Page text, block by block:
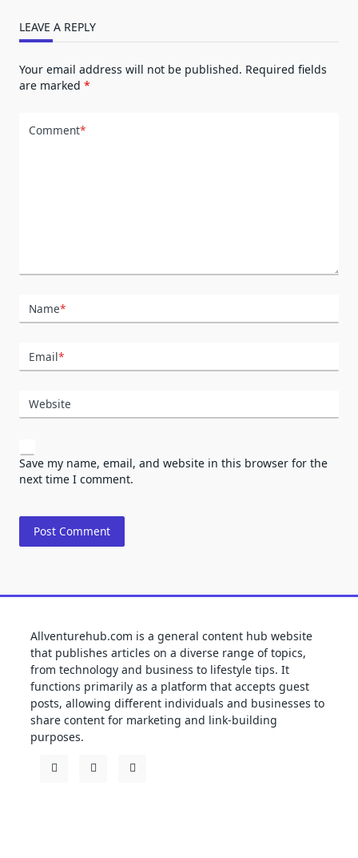
LEAVE A REPLY
Your email address will not be published. Required fields
are marked *
Comment*
Name*
Email*
Website
Save my name, email, and website in this browser for the
next time I comment.
Allventurehub.com is a general content hub website
that publishes articles on a diverse range of topics,
from technology and business to lifestyle tips. It
functions primarily as a platform that accepts guest
posts, allowing different individuals and businesses to
share content for marketing and link-building
purposes.